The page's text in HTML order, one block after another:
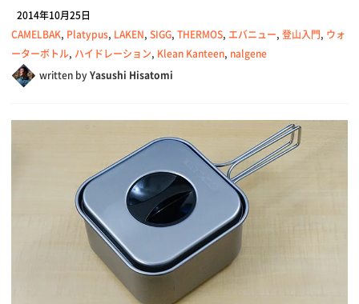
2014年10月25日
CAMELBAK, Platypus, LAKEN, SIGG, THERMOS, エバニュー, 登山入門, ウォ
ーターボトル, ハイドレーション, Klean Kanteen, nalgene
written byYasushi Hisatomi